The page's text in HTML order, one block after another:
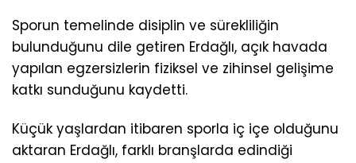
Sporun temelinde disiplin ve sürekliliğin
bulunduğunu dile getiren Erdağlı, açık havada
yapılan egzersizlerin fiziksel ve zihinsel gelişime
katkı sunduğunu kaydetti.
Küçük yaşlardan itibaren sporla iç içe olduğunu
aktaran Erdağlı, farklı branşlarda edindiği